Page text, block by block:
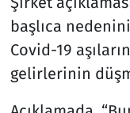
başlıca
Covid-19
gelirlerinin